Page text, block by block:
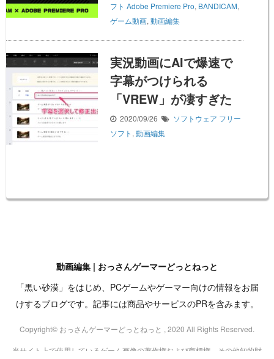
フト Adobe Premiere Pro, BANDICAM,
ゲーム動画, 動画編集
実況動画にAIで爆速で
字幕がつけられる
「VREW」が凄すぎた
2020/09/26 ソフトウェア フリー
ソフト , 動画編集
動画編集 | おっさんゲーマーどっとねっと
「黒い砂漠」をはじめ、PCゲームやゲーマー向けの情報をお届
けするブログです。記事には商品やサービスのPRを含みます。
Copyright© おっさんゲーマーどっとねっと , 2020 All Rights Reserved.
当サイト上で使用しているゲーム画像の著作権および商標権、その他知的財